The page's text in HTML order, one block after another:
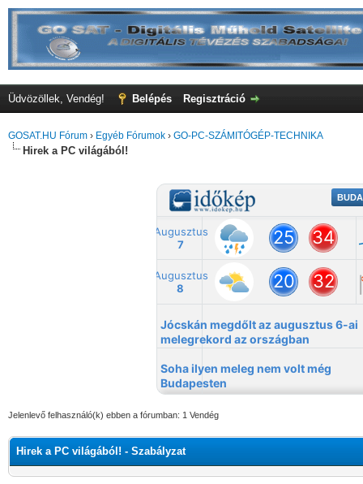
Üdvözöllek, Vendég! Belépés Regisztráció
GOSAT.HU Fórum › Egyéb Fórumok › GO-PC-SZÁMITÓGÉP-TECHNIKA
Hirek a PC világából!
Jelenlevő felhasználó(k) ebben a fórumban: 1 Vendég
Hirek a PC világából! - Szabályzat